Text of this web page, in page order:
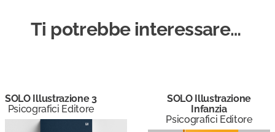
Ti potrebbe interessare…
SOLO Illustrazione 3
Psicografici Editore
SOLO Illustrazione
Infanzia
Psicografici Editore